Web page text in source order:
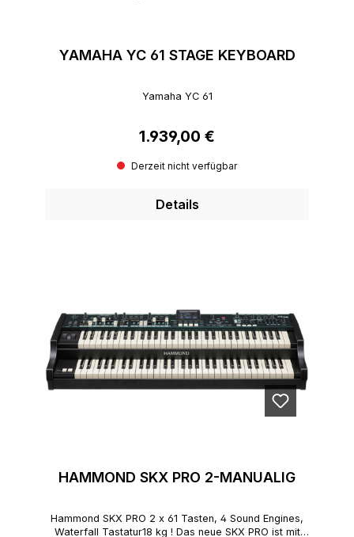
YAMAHA YC 61 STAGE KEYBOARD
Yamaha YC 61
Regulärer Preis:
1.939,00 €
Derzeit nicht verfügbar
Details
HAMMOND SKX PRO 2-MANUALIG
Hammond SKX PRO 2 x 61 Tasten, 4 Sound Engines,
Waterfall Tastatur18 kg ! Das neue SKX PRO ist mit